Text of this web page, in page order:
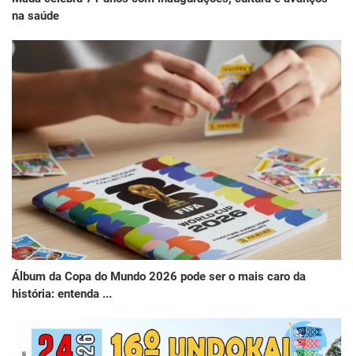
na saúde
Álbum da Copa do Mundo 2026 pode ser o mais caro da
história: entenda ...